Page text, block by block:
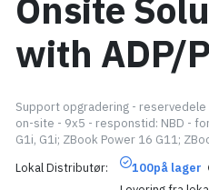
Onsite
with ADP/
Support opgradering -
on-site - 9x5 - responstid: NBD -
G1i, G1i; ZBook Power 16 G11;
Lokal Distributør
100på lager